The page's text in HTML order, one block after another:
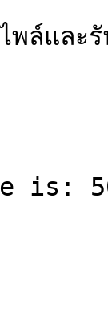
พล์และ
is: